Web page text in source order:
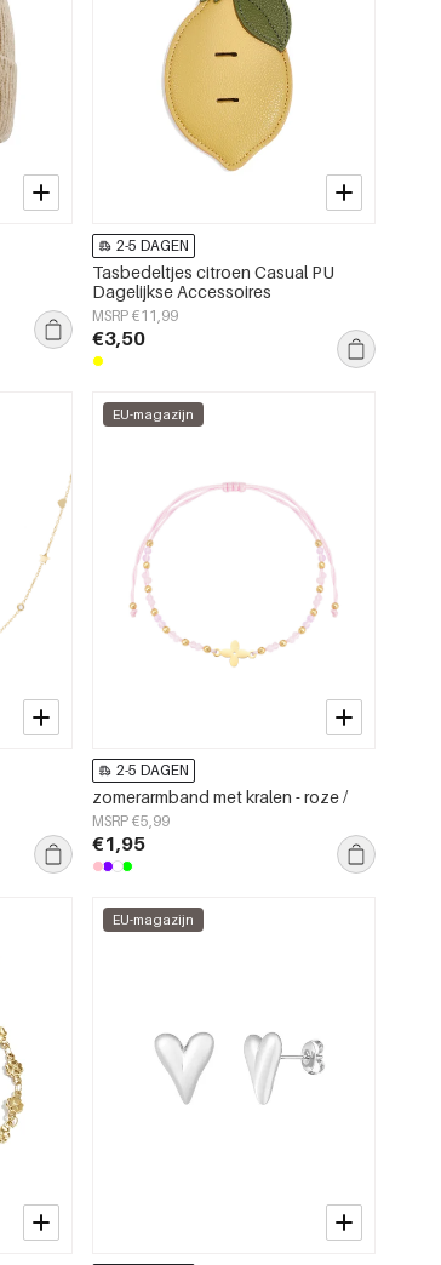
2-5 DAGEN
Tasbedeltjes citroen Casual PU
Dagelijkse Accessoires
MSRP €11,99
€3,50
EU-magazijn
2-5 DAGEN
zomerarmband met kralen - roze /
MSRP €5,99
€1,95
EU-magazijn